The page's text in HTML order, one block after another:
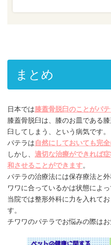
まとめ
日本では膝蓋骨脱臼のことがパ
膝蓋骨脱臼は、膝のお皿である
臼してしまう、という病気です。
パテラは自然にしておいても完
しかし、 適切な治療ができれば
和させることができます。
パテラの治療法には保存療法と
ワワに合っているかは状態によっ
当院では整形外科に力を入れて
す。
チワワのパテラでお悩みの際はお